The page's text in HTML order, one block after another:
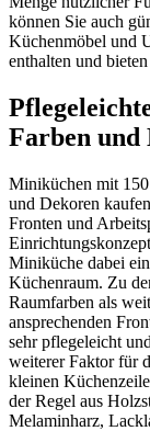
können Sie auch
Küchenmöbel und
enthalten und
Farben und
Miniküchen mit
und Dekoren
Fronten und
Miniküche dabei
Küchenraum. Zu
Raumfarben als
ansprechenden
sehr pflegeleicht
weiterer Faktor für
kleinen
der Regel aus
Melaminharz,